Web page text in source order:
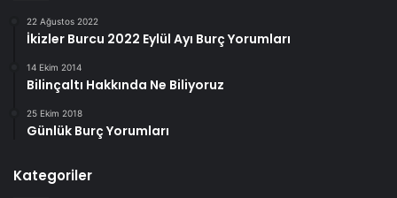
22 Ağustos 2022
İkizler Burcu 2022 Eylül Ayı Burç Yorumları
14 Ekim 2014
Bilinçaltı Hakkında Ne Biliyoruz
25 Ekim 2018
Günlük Burç Yorumları
Kategoriler